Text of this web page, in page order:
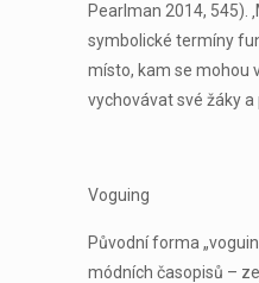
Pearlman 2014, 545).
symbolické termíny
místo, kam se mohou
vychovávat své žáky
Voguing
Původní forma
módních časopisů –